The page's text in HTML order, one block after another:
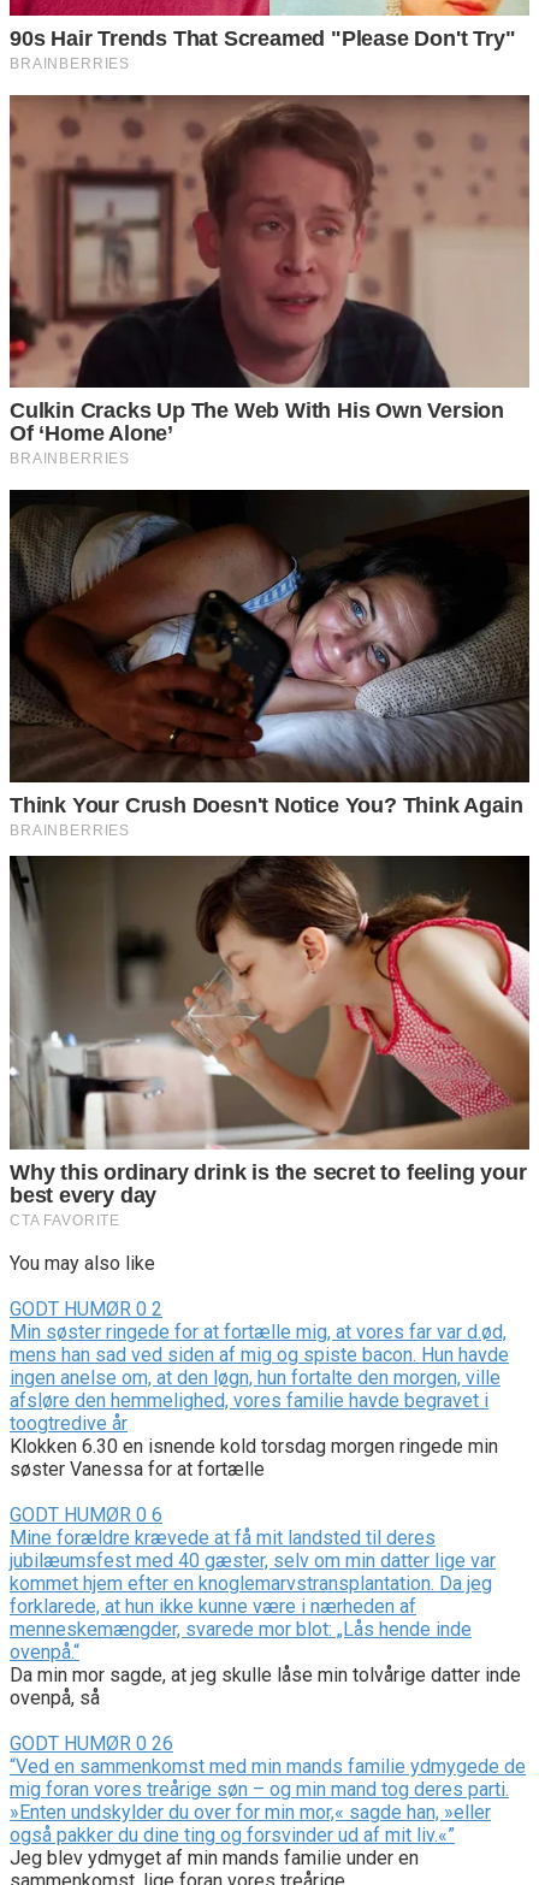
You may also like
GODT HUMØR 0 2
Min søster ringede for at fortælle mig, at vores far var d.ød,
mens han sad ved siden af mig og spiste bacon. Hun havde
ingen anelse om, at den løgn, hun fortalte den morgen, ville
afsløre den hemmelighed, vores familie havde begravet i
toogtredive år
Klokken 6.30 en isnende kold torsdag morgen ringede min
søster Vanessa for at fortælle
GODT HUMØR 0 6
Mine forældre krævede at få mit landsted til deres
jubilæumsfest med 40 gæster, selv om min datter lige var
kommet hjem efter en knoglemarvstransplantation. Da jeg
forklarede, at hun ikke kunne være i nærheden af
menneskemængder, svarede mor blot: „Lås hende inde
ovenpå.“
Da min mor sagde, at jeg skulle låse min tolvårige datter inde
ovenpå, så
GODT HUMØR 0 26
“Ved en sammenkomst med min mands familie ydmygede de
mig foran vores treårige søn – og min mand tog deres parti.
»Enten undskylder du over for min mor,« sagde han, »eller
også pakker du dine ting og forsvinder ud af mit liv.«”
Jeg blev ydmyget af min mands familie under en
sammenkomst, lige foran vores treårige